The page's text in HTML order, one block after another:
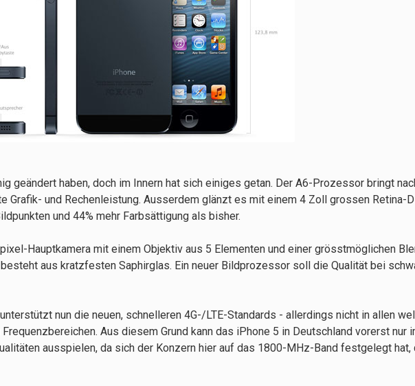
geändert haben, doch im Innern hat sich einiges getan. Der A6-Prozessor bringt
Grafik- und Rechenleistung. Ausserdem glänzt es mit einem 4 Zoll grossen Retina-
und 44% mehr Farbsättigung als bisher.
Hauptkamera mit einem Objektiv aus 5 Elementen und einer grösstmöglichen
aus kratzfesten Saphirglas. Ein neuer Bildprozessor soll die Qualität bei
nun die neuen, schnelleren 4G-/LTE-Standards - allerdings nicht in allen
Aus diesem Grund kann das iPhone 5 in Deutschland vorerst nur
ausspielen, da sich der Konzern hier auf das 1800-MHz-Band festgelegt hat,